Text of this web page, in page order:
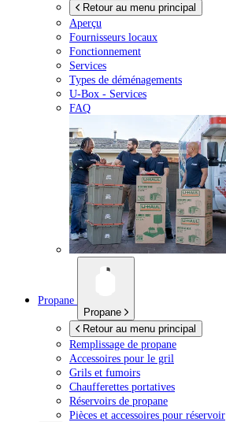
Retour au menu principal
Aperçu
Fournisseurs locaux
Fonctionnement
Services
Types de déménagements
U-Box - Services
FAQ
Propane
Propane
Retour au menu principal
Remplissage de propane
Accessoires pour le gril
Grils et fumoirs
Chaufferettes portatives
Réservoirs de propane
Pièces et accessoires pour réservoir